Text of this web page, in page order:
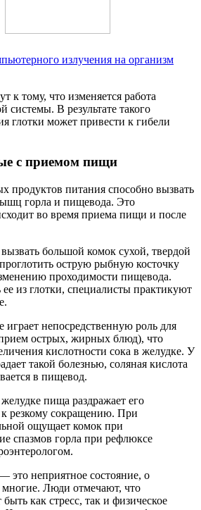
излучения на организм
к тому, что изменяется работа
системы. В результате такого
глотки может привести к гибели
с приемом пищи
продуктов питания способно вызвать
горла и пищевода. Это
во время приема пищи и после
большой комок сухой, твердой
острую рыбную косточку
проходимости пищевода.
из глотки, специалисты практикуют
непосредственную роль для
острых, жирных блюд), что
кислотности сока в желудке. У
такой болезнью, соляная кислота
в пищевод.
пища раздражает его
к резкому сокращению. При
ощущает комок при
спазмов горла при рефлюксе
это неприятное состояние, о
многие. Люди отмечают, что
как стресс, так и физическое